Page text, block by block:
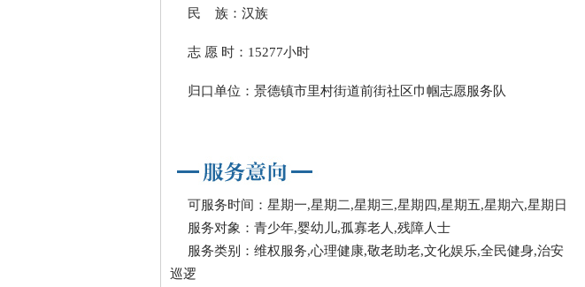
民 族：汉族
志 愿 时：15277小时
归口单位：景德镇市里村街道前街社区巾帼志愿服务队
可服务时间：星期一,星期二,星期三,星期四,星期五,星期六,星期日
服务对象：青少年,婴幼儿,孤寡老人,残障人士
服务类别：维权服务,心理健康,敬老助老,文化娱乐,全民健身,治安
巡逻